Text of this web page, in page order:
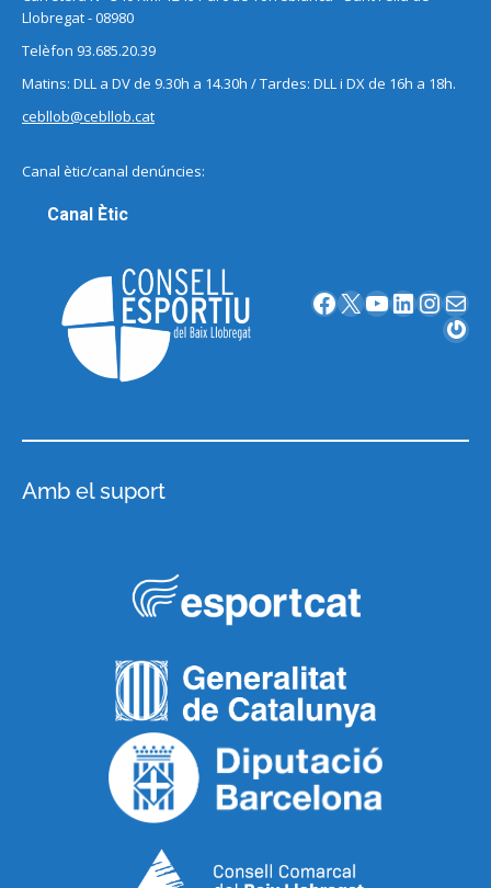
Llobregat - 08980
Telèfon 93.685.20.39
Matins: DLL a DV de 9.30h a 14.30h / Tardes: DLL i DX de 16h a 18h.
cebllob@cebllob.cat
Canal ètic/canal denúncies:
Canal Ètic
Facebook X YouTube LinkedIn InstagramCorreu electrònic
Gravatar
Amb el suport